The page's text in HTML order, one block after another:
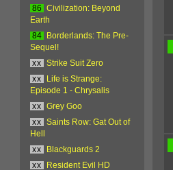
86
Civilization: Beyond
Earth
84
Borderlands: The Pre-
Sequel!
xx
Strike Suit Zero
xx
Life is Strange:
Episode 1 - Chrysalis
xx
Grey Goo
xx
Saints Row: Gat Out of
Hell
xx
Blackguards 2
xx
Resident Evil HD